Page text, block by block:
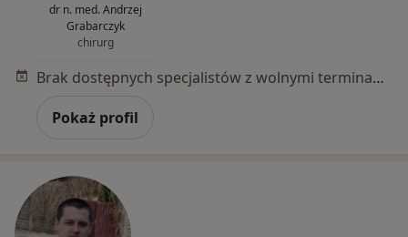
dr n. med. Andrzej
Grabarczyk
chirurg
Brak dostępnych specjalistów z wolnymi terminami w tym centrum medycznym.
Pokaż profil